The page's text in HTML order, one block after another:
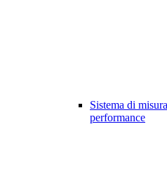
Sistema di
performance